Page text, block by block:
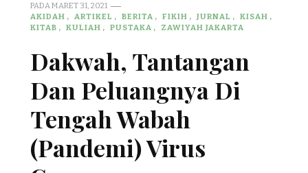
PADAMARET 31, 2021
AKIDAH
ARTIKEL BERITA FIKIH JURNAL
KISAH
KITAB
KULIAH PUSTAKA ZAWIYAH JAKARTA
Dakwah, Tantangan
Dan Peluangnya Di
Tengah Wabah
(Pandemi) Virus